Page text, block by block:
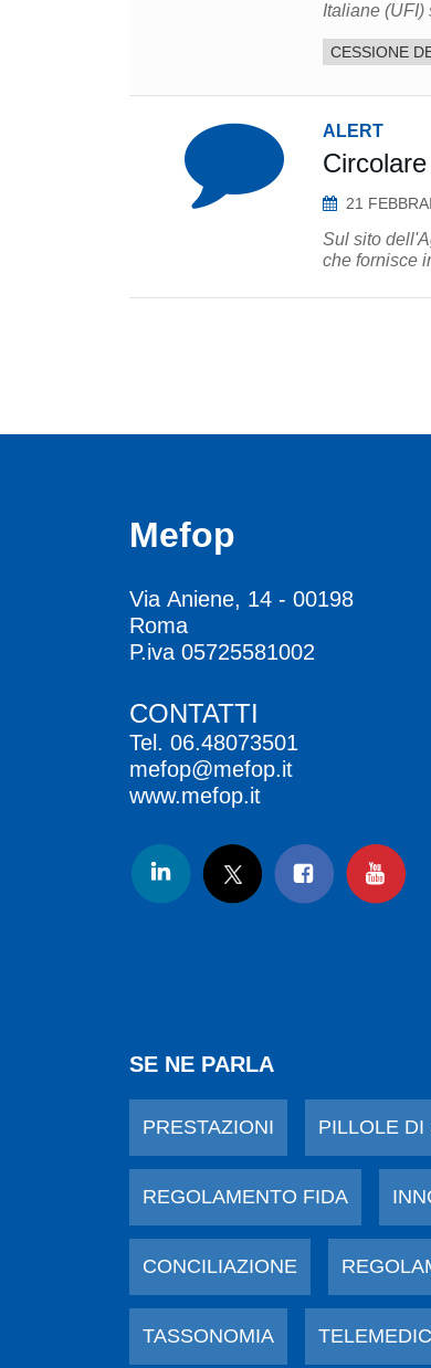
CESSIONE
ALERT
21
Sul sito
che fornisce
Mefop
Via Aniene, 14 - 00198
Roma
P.iva 05725581002
CONTATTI
Tel. 06.48073501
mefop@mefop.it
www.mefop.it
SE NE PARLA
PRESTAZIONI PILLOLE DI
REGOLAMENTO FIDA
CONCILIAZIONE
TASSONOMIA